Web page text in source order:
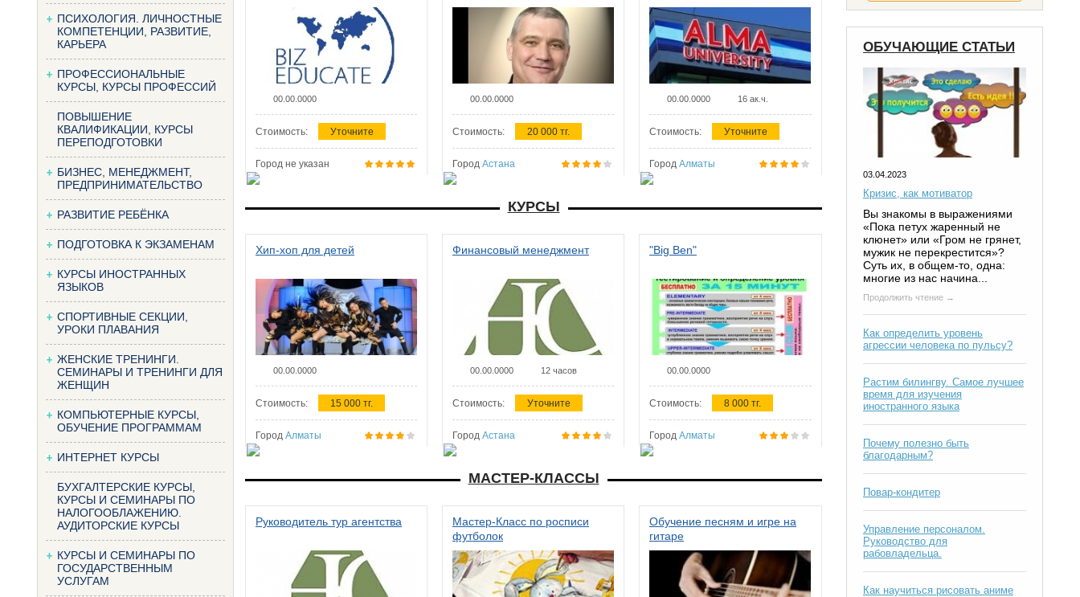
ПСИХОЛОГИЯ. ЛИЧНОСТНЫЕ
КОМПЕТЕНЦИИ, РАЗВИТИЕ,
КАРЬЕРА
ПРОФЕССИОНАЛЬНЫЕ
КУРСЫ, КУРСЫ ПРОФЕССИЙ
ПОВЫШЕНИЕ
КВАЛИФИКАЦИИ, КУРСЫ
ПЕРЕПОДГОТОВКИ
БИЗНЕС, МЕНЕДЖМЕНТ,
ПРЕДПРИНИМАТЕЛЬСТВО
РАЗВИТИЕ РЕБЁНКА
ПОДГОТОВКА К ЭКЗАМЕНАМ
КУРСЫ ИНОСТРАННЫХ
ЯЗЫКОВ
СПОРТИВНЫЕ СЕКЦИИ,
УРОКИ ПЛАВАНИЯ
ЖЕНСКИЕ ТРЕНИНГИ.
СЕМИНАРЫ И ТРЕНИНГИ ДЛЯ
ЖЕНЩИН
КОМПЬЮТЕРНЫЕ КУРСЫ,
ОБУЧЕНИЕ ПРОГРАММАМ
ИНТЕРНЕТ КУРСЫ
БУХГАЛТЕРСКИЕ КУРСЫ,
КУРСЫ И СЕМИНАРЫ ПО
НАЛОГООБЛАЖЕНИЮ.
АУДИТОРСКИЕ КУРСЫ
КУРСЫ И СЕМИНАРЫ ПО
ГОСУДАРСТВЕННЫМ
УСЛУГАМ
00.00.0000
Стоимость: Уточните
Город не указан
00.00.0000
Стоимость: 20 000 тг.
Город Астана
00.00.0000 16 ак.ч.
Стоимость: Уточните
Город Алматы
КУРСЫ
Хип-хоп для детей
00.00.0000
Стоимость: 15 000 тг.
Город Алматы
Финансовый менеджмент
00.00.0000 12 часов
Стоимость: Уточните
Город Астана
"Big Ben"
00.00.0000
Стоимость: 8 000 тг.
Город Алматы
МАСТЕР-КЛАССЫ
Руководитель тур агентства
Мастер-Класс по росписи
футболок
Обучение песням и игре на
гитаре
ОБУЧАЮЩИЕ СТАТЬИ
03.04.2023
Кризис, как мотиватор
Вы знакомы в выражениями
«Пока петух жаренный не
клюнет» или «Гром не грянет,
мужик не перекрестится»?
Суть их, в общем-то, одна:
многие из нас начина...
Продолжить чтение →
Как определить уровень
агрессии человека по пульсу?
Растим билингву. Самое лучшее
время для изучения
иностранного языка
Почему полезно быть
благодарным?
Повар-кондитер
Управление персоналом.
Руководство для
рабовладельца.
Как научиться рисовать аниме